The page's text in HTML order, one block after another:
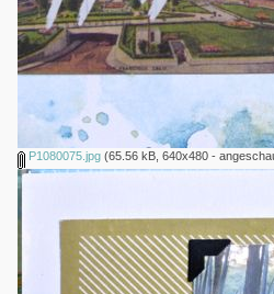
P1080075.jpg(65.56 kB, 640x480 -